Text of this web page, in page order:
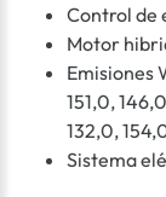
Control de
Motor
Emisiones
151,0,
132,0,
Sistema